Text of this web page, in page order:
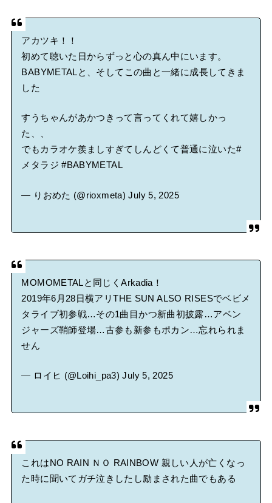
アカツキ！！
初めて聴いた日からずっと心の真ん中にいます。
BABYMETALと、そしてこの曲と一緒に成長してきま
した
すうちゃんがあかつきって言ってくれて嬉しかっ
た、、
でもカラオケ羨ましすぎてしんどくて普通に泣いた#
メタラジ #BABYMETAL
— りおめた (@rioxmeta)July 5, 2025
MOMOMETALと同じくArkadia！
2019年6月28日横アリTHE SUN ALSO RISESでベビメ
タライブ初参戦…その1曲目かつ新曲初披露…アベン
ジャーズ鞘師登場…古参も新参もポカン…忘れられま
せん
— ロイヒ (@Loihi_pa3)July 5, 2025
これはNO RAIN ＮＯ RAINBOW 親しい人が亡くなっ
た時に聞いてガチ泣きしたし励まされた曲でもある